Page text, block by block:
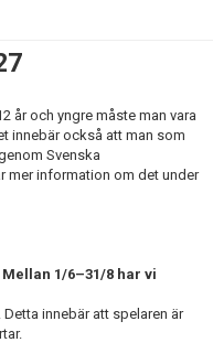
POLICY)
år och yngre måste man vara
innebär också att man som
Svenska
mer information om det under
1/6–31/8 har vi
innebär att spelaren är